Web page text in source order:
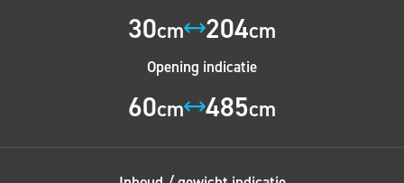
30cm 204cm
Opening indicatie
60cm 485cm